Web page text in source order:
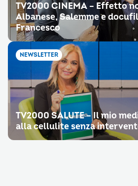
TV2000 CINEMA – Effetto
Albanese, Salemme e
Francesco
NEWSLETTER
TV2000 SALUTE – Il mio
alla cellulite senza